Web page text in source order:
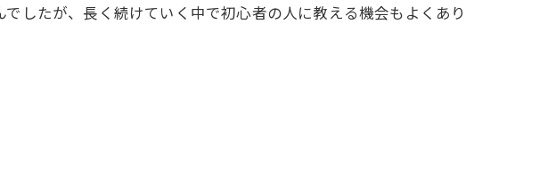
したが、長く続けていく中で初心者の人に教える機会もよくあり